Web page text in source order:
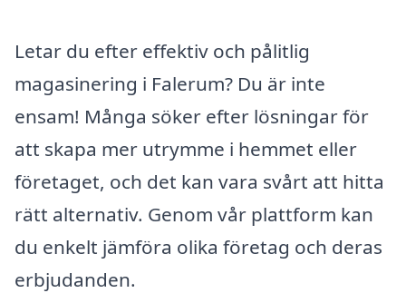
Letar du efter effektiv och pålitlig
magasinering i Falerum? Du är inte
ensam! Många söker efter lösningar för
att skapa mer utrymme i hemmet eller
företaget, och det kan vara svårt att hitta
rätt alternativ. Genom vår plattform kan
du enkelt jämföra olika företag och deras
erbjudanden.